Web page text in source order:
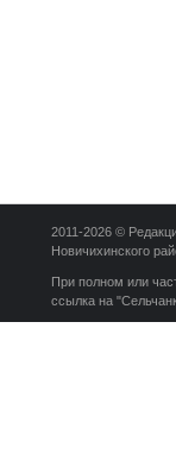
2011-2026 ©
Новичихинского
При полном или
ссылка на